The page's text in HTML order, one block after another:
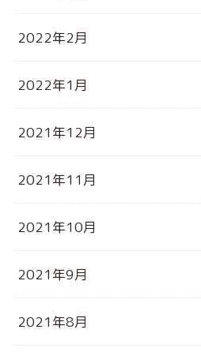
2022年2月
2022年1月
2021年12月
2021年11月
2021年10月
2021年9月
2021年8月